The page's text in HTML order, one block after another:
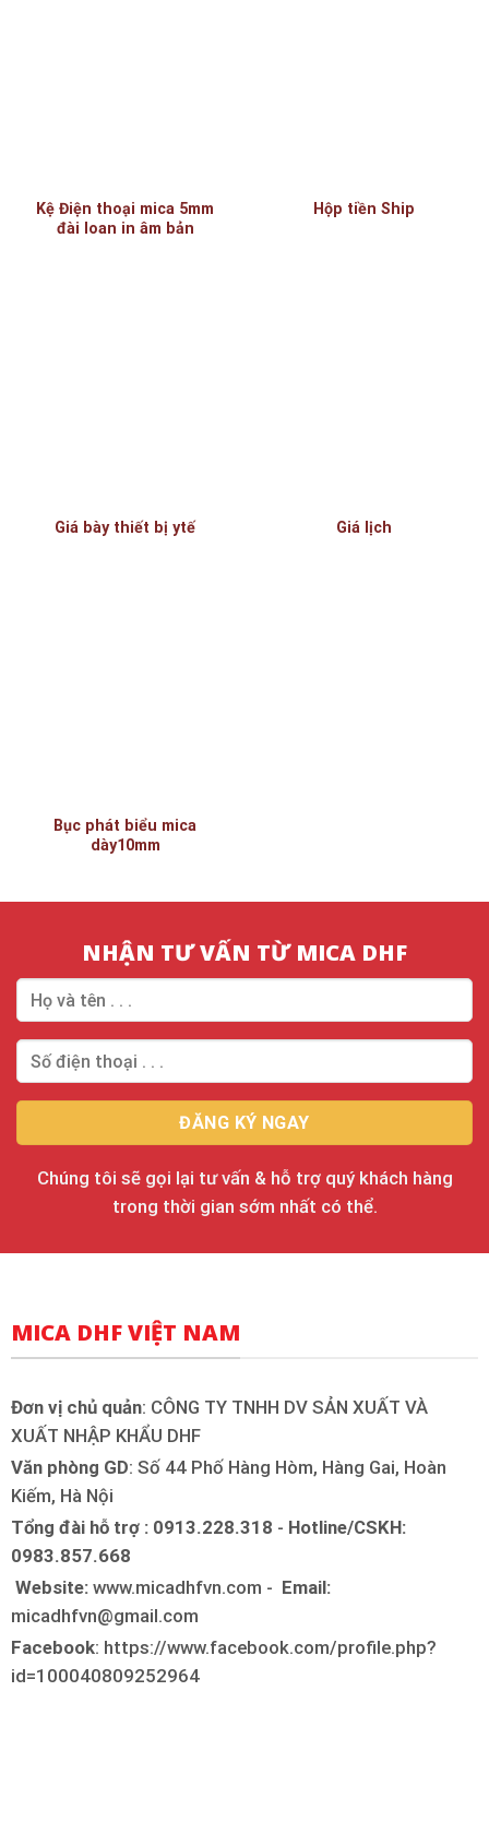
Kệ Điện thoại mica 5mm
đài loan in âm bản
Hộp tiền Ship
Giá bày thiết bị ytế Giá lịch
Bục phát biểu mica
dày10mm
NHẬN TƯ VẤN TỪ MICA DHF
Chúng tôi sẽ gọi lại tư vấn & hỗ trợ quý khách hàng
trong thời gian sớm nhất có thể.
MICA DHF VIỆT NAM
Đơn vị chủ quản: CÔNG TY TNHH DV SẢN XUẤT VÀ
XUẤT NHẬP KHẨU DHF
Văn phòng GD: Số 44 Phố Hàng Hòm, Hàng Gai, Hoàn
Kiếm, Hà Nội
Tổng đài hỗ trợ : 0913.228.318 - Hotline/CSKH:
0983.857.668
Website: www.micadhfvn.com - Email:
micadhfvn@gmail.com
Facebook: https://www.facebook.com/profile.php?
id=100040809252964